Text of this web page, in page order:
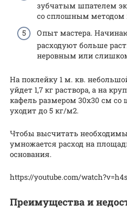
зубчатым шпателем
со сплошным методом
Опыт мастера.
расходуют больше
неровным или
На поклейку 1 м. кв.
уйдет 1,7 кг раствора, а на
кафель размером 30х30 см
уходит до 5 кг/м2.
Чтобы высчитать
умножается расход на
основания.
https://youtube.com/
Преимущества и